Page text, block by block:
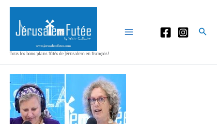
Aller
contenu
Tous les bons plans fûtés de Jérusalem en français!